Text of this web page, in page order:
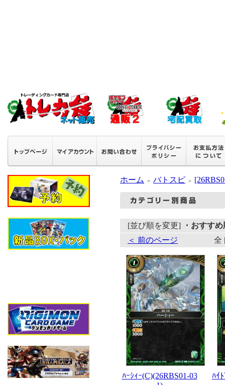
ホーム ＞ バトスピ ＞
[並び順を変更]
・おすすめ
＜ 前のページ
全
ﾊｰｼｨｰ(C)(26RBS01-03
ﾊｲ